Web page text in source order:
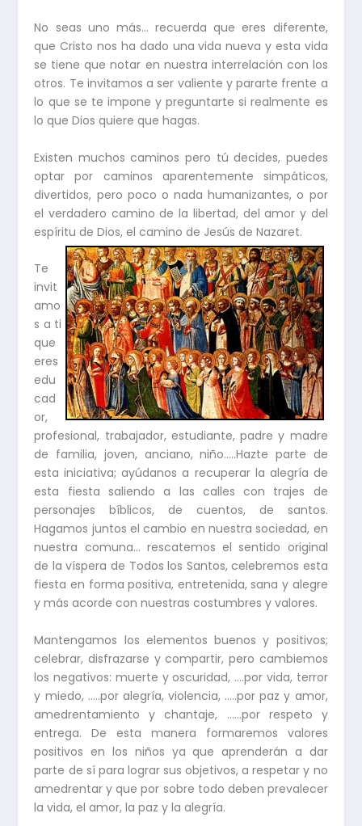
No seas uno más… recuerda que eres diferente,
que Cristo nos ha dado una vida nueva y esta vida
se tiene que notar en nuestra interrelación con los
otros. Te invitamos a ser valiente y pararte frente a
lo que se te impone y preguntarte si realmente es
lo que Dios quiere que hagas.
Existen muchos caminos pero tú decides, puedes
optar por caminos aparentemente simpáticos,
divertidos, pero poco o nada humanizantes, o por
el verdadero camino de la libertad, del amor y del
espíritu de Dios, el camino de Jesús de Nazaret.
Te
invit
amo
s a ti
que
eres
edu
cad
or,
profesional, trabajador, estudiante, padre y madre
de familia, joven, anciano, niño…..Hazte parte de
esta iniciativa; ayúdanos a recuperar la alegría de
esta fiesta saliendo a las calles con trajes de
personajes bíblicos, de cuentos, de santos.
Hagamos juntos el cambio en nuestra sociedad, en
nuestra comuna… rescatemos el sentido original
de la víspera de Todos los Santos, celebremos esta
fiesta en forma positiva, entretenida, sana y alegre
y más acorde con nuestras costumbres y valores.
Mantengamos los elementos buenos y positivos;
celebrar, disfrazarse y compartir, pero cambiemos
los negativos: muerte y oscuridad, ….por vida, terror
y miedo, …..por alegría, violencia, …..por paz y amor,
amedrentamiento y chantaje, ……por respeto y
entrega. De esta manera formaremos valores
positivos en los niños ya que aprenderán a dar
parte de sí para lograr sus objetivos, a respetar y no
amedrentar y que por sobre todo deben prevalecer
la vida, el amor, la paz y la alegría.